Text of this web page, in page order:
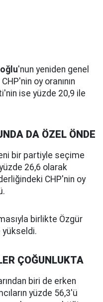
'nun yeniden genel
oy oranının
ise yüzde 20,9 ile
DA ÖZEL ÖNDE
bir partiyle seçime
26,6 olarak
CHP'nin oy
birlikte Özgür
yükseldi.
ÇOĞUNLUKTA
biri de erken
yüzde 56,3'ü